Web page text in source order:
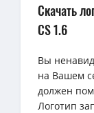
Скачать
CS 1.6
Вы
на Вашем
должен
Логотип